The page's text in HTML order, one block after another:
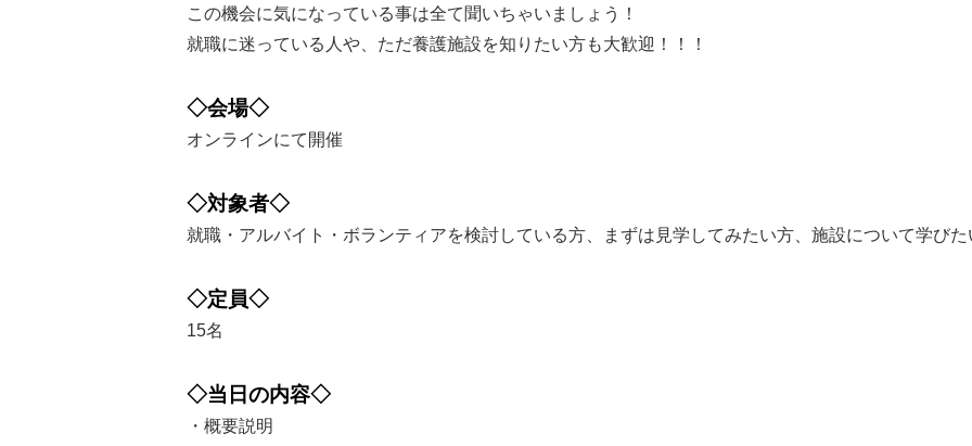
この機会に気になっている事は全て聞いちゃいましょう！
就職に迷っている人や、ただ養護施設を知りたい方も大歓迎！！！
◇会場◇
オンラインにて開催
◇対象者◇
就職・アルバイト・ボランティアを検討している方、まずは見学してみたい方、施設について学び
◇定員◇
15名
◇当日の内容◇
・概要説明